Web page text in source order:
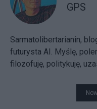
GPS
Sarmatolibertarianin,
futurysta AI. Myślę,
filozofuję, politykuję,